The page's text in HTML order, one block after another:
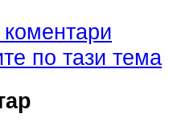
по тази тема